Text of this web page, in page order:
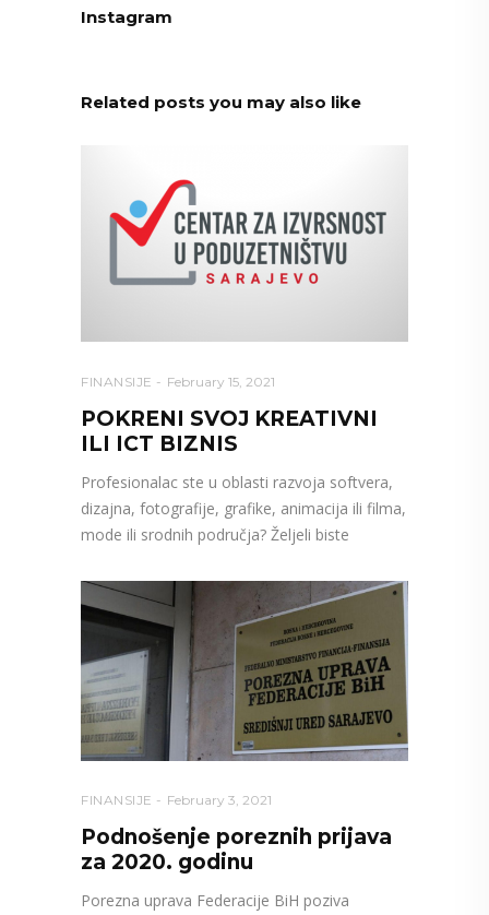
Instagram
Related posts you may also like
FINANSIJE February 15, 2021
POKRENI SVOJ KREATIVNI
ILI ICT BIZNIS
Profesionalac ste u oblasti razvoja softvera,
dizajna, fotografije, grafike, animacija ili filma,
mode ili srodnih područja? Željeli biste
FINANSIJE February 3, 2021
Podnošenje poreznih prijava
za 2020. godinu
Porezna uprava Federacije BiH poziva